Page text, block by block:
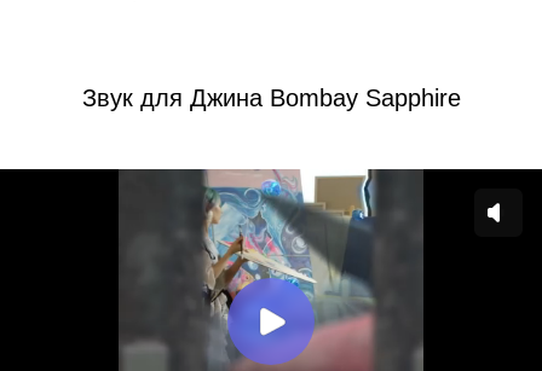
Звук для Джина Bombay Sapphire